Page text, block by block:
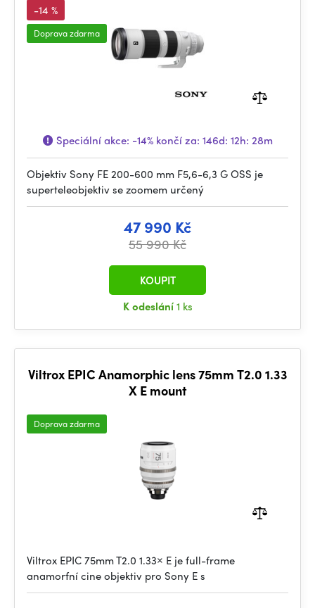
-14 %
Doprava zdarma
Speciální akce: -14%končí za: 146d: 12h: 28m
Objektiv Sony FE 200-600 mm F5,6-6,3 G OSS je
superteleobjektiv se zoomem určený
47 990 Kč
55 990 Kč
K odeslání1 ks
KOUPIT
Viltrox EPIC Anamorphic lens 75mm T2.0 1.33
X E mount
Doprava zdarma
Viltrox EPIC 75mm T2.0 1.33× E je full-frame
anamorfní cine objektiv pro Sony E s